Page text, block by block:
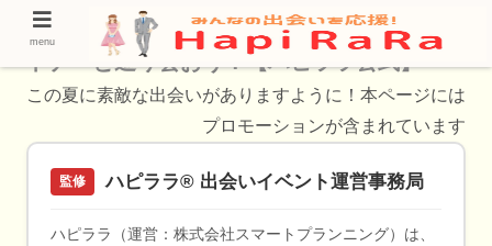
【赤平市】で恋活アプリを使い、理想のパー
トナーと巡り会おう！【ハピララ公式】
この夏に素敵な出会いがありますように！本ページには
プロモーションが含まれています
監修 ハピララ® 出会いイベント運営事務局
ハピララ（運営：株式会社スマートプランニング）は、
menu